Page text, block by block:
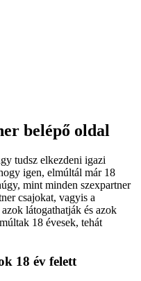
belépő oldal
tudsz elkezdeni igazi
igen, elmúltál már 18
mint minden szexpartner
csajokat, vagyis a
látogathatják és azok
18 évesek, tehát
18 év felett